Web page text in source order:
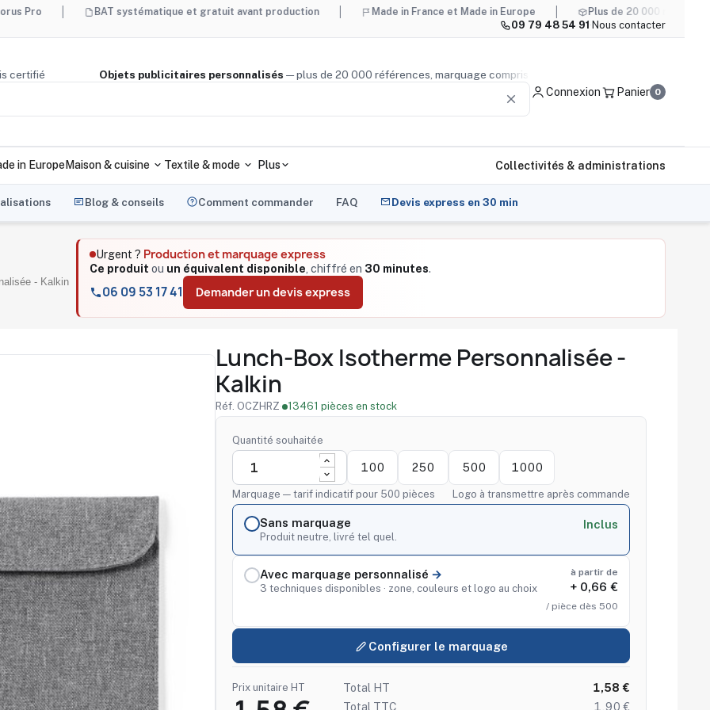
BAT systématique et gratuit avant production Made in France et Made in Europe
Plus de 20 000 références,
09 79 48 54 91 · Nous contacter
bois certifié Objets publicitaires personnalisés— plus de 20 000 références, marquage compris
clear Connexion Panier 0
in EuropeMaison & cuisine Textile & mode Plus Collectivités & administrations
Blog & conseils Comment commander FAQ Devis express en 30 min
- Kalkin
Urgent ? Production et marquage express
Ce produit ou un équivalent disponible, chiffré en 30 minutes.
06 09 53 17 41 Demander un devis express
Lunch-Box Isotherme Personnalisée -
Kalkin
Réf. OCZHRZ· 13461 pièces en stock
Quantité souhaitée
100 250 500 1000
Marquage — tarif indicatif pour 500 pièces Logo à transmettre après commande
Sans marquage
Produit neutre, livré tel quel.
Inclus
Avec marquage personnalisé
3 techniques disponibles · zone, couleurs et logo au choix
à partir de
+ 0,66 €
/ pièce dès 500
Configurer le marquage
Prix unitaire HT Total HT
1,58 €
Total TTC
1,90 €